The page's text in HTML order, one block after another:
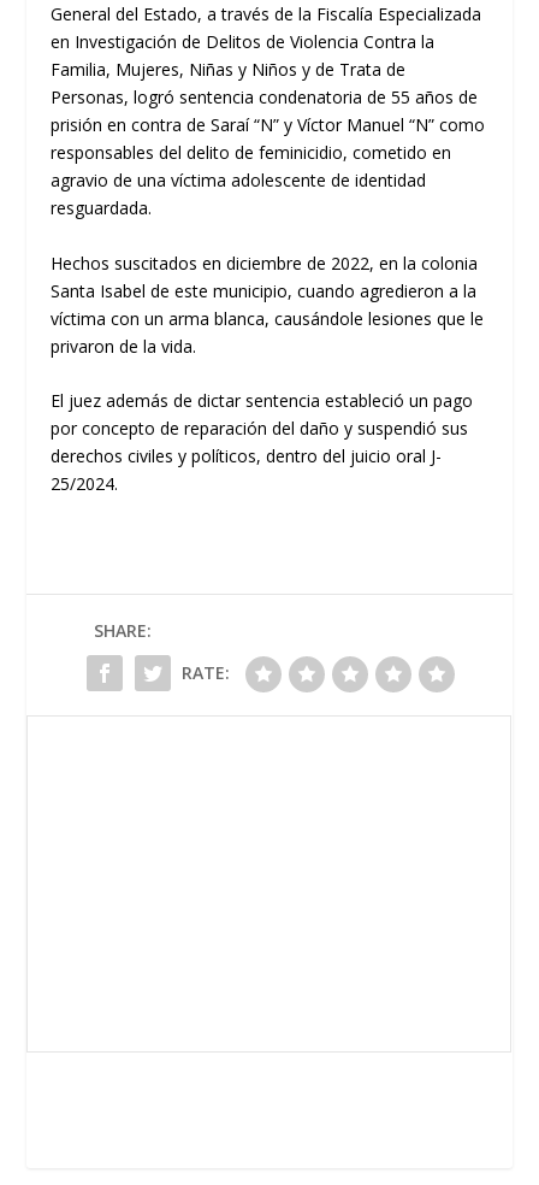
General del Estado, a través de la Fiscalía Especializada
en Investigación de Delitos de Violencia Contra la
Familia, Mujeres, Niñas y Niños y de Trata de
Personas, logró sentencia condenatoria de 55 años de
prisión en contra de Saraí “N” y Víctor Manuel “N” como
responsables del delito de feminicidio, cometido en
agravio de una víctima adolescente de identidad
resguardada.
Hechos suscitados en diciembre de 2022, en la colonia
Santa Isabel de este municipio, cuando agredieron a la
víctima con un arma blanca, causándole lesiones que le
privaron de la vida.
El juez además de dictar sentencia estableció un pago
por concepto de reparación del daño y suspendió sus
derechos civiles y políticos, dentro del juicio oral J-
25/2024.
SHARE:
RATE: